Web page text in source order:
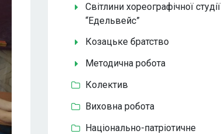
Світлини хореографічної студії
“Едельвейс”
Козацьке братство
Методична робота
Колектив
Виховна робота
Національно-патріотичне